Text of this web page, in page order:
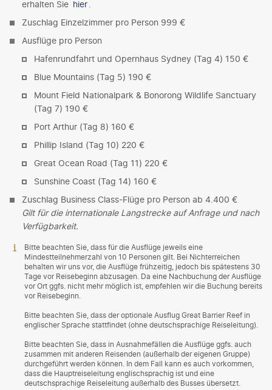
erhalten Sie hier
Zuschlag Einzelzimmer pro Person 999 €
Ausflüge pro Person
Hafenrundfahrt und Opernhaus Sydney (Tag 4) 150 €
Blue Mountains (Tag 5) 190 €
Mount Field Nationalpark & Bonorong Wildlife Sanctuary
(Tag 7) 190 €
Port Arthur (Tag 8) 160 €
Phillip Island (Tag 10) 220 €
Great Ocean Road (Tag 11) 220 €
Sunshine Coast (Tag 14) 160 €
Zuschlag Business Class-Flüge pro Person ab 4.400 €
Gilt für die internationale Langstrecke auf Anfrage und nach
Verfügbarkeit.
Bitte beachten Sie, dass für die Ausflüge jeweils eine
Mindestteilnehmerzahl von 10 Personen gilt. Bei Nichterreichen
behalten wir uns vor, die Ausflüge frühzeitig, jedoch bis spätestens 30
Tage vor Reisebeginn abzusagen. Da eine Nachbuchung der Ausflüge
vor Ort ggfs. nicht mehr möglich ist, empfehlen wir die Buchung bereits
vor Reisebeginn.
Bitte beachten Sie, dass der optionale Ausflug Great Barrier Reef in
englischer Sprache stattfindet (ohne deutschsprachige Reiseleitung).
Bitte beachten Sie, dass in Ausnahmefällen die Ausflüge ggfs. auch
zusammen mit anderen Reisenden (außerhalb der eigenen Gruppe)
durchgeführt werden können. In dem Fall kann es auch vorkommen,
dass die Hauptreiseleitung englischsprachig ist und eine
deutschsprachige Reiseleitung außerhalb des Busses übersetzt.